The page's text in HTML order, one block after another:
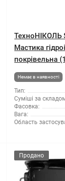
ТехноНІКОЛЬ
Мастика
покрівельна
Немає в наявності
Тип:
Суміші за
Фасовка:
Вага:
Область
Продано